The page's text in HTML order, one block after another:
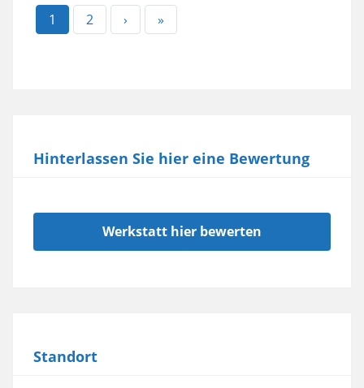
Aktuelle
1 Page
2
Nächste
›
Letzte
»
Hinterlassen Sie hier eine Bewertung
Werkstatt hier bewerten
Standort